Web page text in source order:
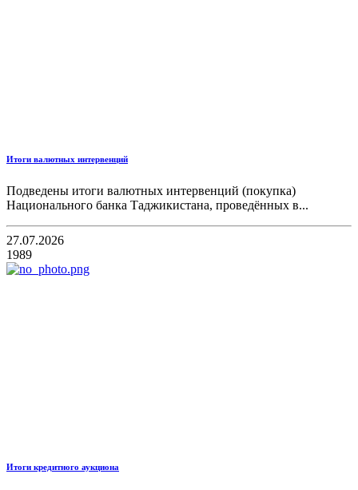
Итоги валютных интервенций
Подведены итоги валютных интервенций (покупка)
Национального банка Таджикистана, проведённых в...
27.07.2026
1989
Итоги кредитного аукциона